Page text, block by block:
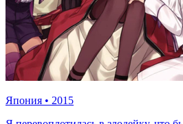
Япония • 2015